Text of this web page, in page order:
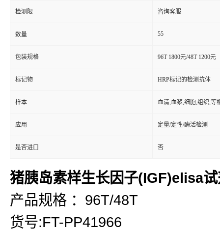
检测限 咨询客服
数量 55
包装规格 96T 1800元/48T 1200元
标记物 HRP标记的检测抗体
样本 血清,血浆,细胞,组织,等
应用 定量/定性/酶活检测
是否进口 否
猪胰岛素样生长因子(IGF)elisa
产品规格 ：96T/48T
货号:FT-PP41966